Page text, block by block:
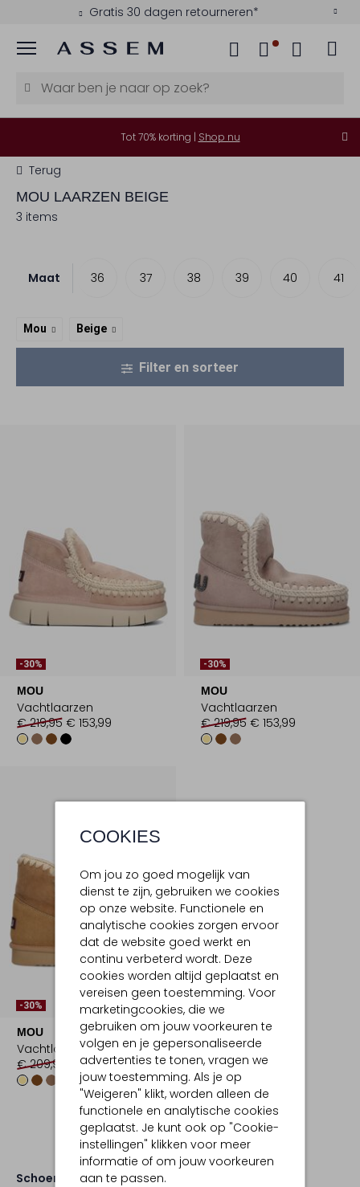
Gratis 30 dagen retourneren*
Menu
COOKIES
Om jou zo goed mogelijk van
dienst te zijn, gebruiken we cookies
op onze website. Functionele en
analytische cookies zorgen ervoor
dat de website goed werkt en
continu verbeterd wordt. Deze
cookies worden altijd geplaatst en
vereisen geen toestemming. Voor
marketingcookies, die we
gebruiken om jouw voorkeuren te
volgen en je gepersonaliseerde
advertenties te tonen, vragen we
jouw toestemming. Als je op
"Weigeren" klikt, worden alleen de
functionele en analytische cookies
geplaatst. Je kunt ook op "Cookie-
instellingen" klikken voor meer
informatie of om jouw voorkeuren
aan te passen.
Tot 70% korting | Shop nu
Terug
MOU LAARZEN BEIGE
3 items
Maat 36 37 38 39 40 41
Mou Beige
Filter en sorteer
-30%
MOU
Vachtlaarzen
€ 219,95 € 153,99
-30%
MOU
Vachtlaarzen
€ 219,95 € 153,99
-30%
MOU
Vachtlaarzen
€ 209,95
€ 146,99
Schoenen Laarzen